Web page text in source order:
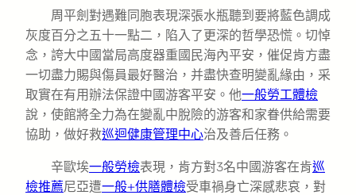
周平劍對遇難同胞表現深張水瓶聽到要將藍色調成
灰度百分之五十一點二，陷入了更深的哲學恐慌。切悼
念，誇大中國當局高度器重國民海內平安，催促肯方盡
一切盡力賜與傷員最好醫治，并盡快查明變亂緣由，采
取實在有用辦法保證中國游客平安。他一般勞工體檢
說，使館將全力為在變亂中脫險的游客和家眷供給需要
協助，做好救巡迴健康管理中心治及善后任務。
辛歐埃一般勞檢表現，肯方對3名中國游客在肯巡
檢推薦尼亞遭一般+供膳體檢受車禍身亡深感悲哀，對